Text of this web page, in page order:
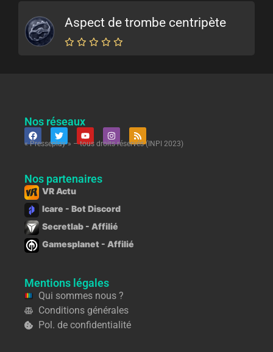
Aspect de trombe centripète
Nos réseaux
« Presseplay » – tous droits réservés (INPI 2023)
Nos partenaires
VR Actu
Icare - Bot Discord
Secretlab - Affilié
Gamesplanet - Affilié
Mentions légales
Qui sommes nous ?
Conditions générales
Pol. de confidentialité